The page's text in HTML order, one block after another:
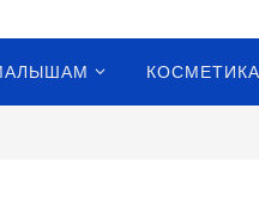
КОСМЕТИКА